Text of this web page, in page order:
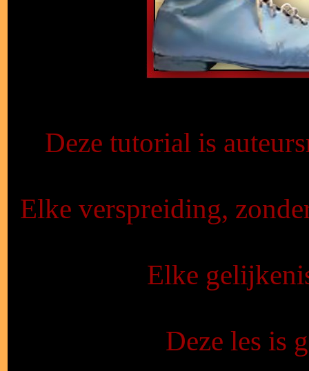
Deze tutorial is
Elke verspreiding,
Elke
Deze les is